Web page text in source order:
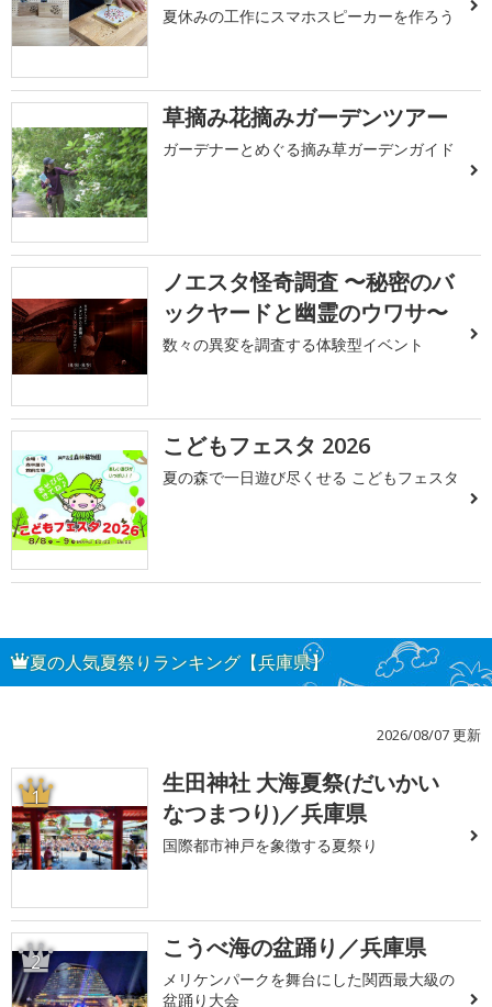
夏休みの工作にスマホスピーカーを作ろう
草摘み花摘みガーデンツアー
ガーデナーとめぐる摘み草ガーデンガイド
ノエスタ怪奇調査 〜秘密のバ
ックヤードと幽霊のウワサ〜
数々の異変を調査する体験型イベント
こどもフェスタ 2026
夏の森で一日遊び尽くせる こどもフェスタ
夏の人気夏祭りランキング【兵庫県】
2026/08/07 更新
1
生田神社 大海夏祭(だいかい
なつまつり)／兵庫県
国際都市神戸を象徴する夏祭り
2 こうべ海の盆踊り／兵庫県
メリケンパークを舞台にした関西最大級の
盆踊り大会